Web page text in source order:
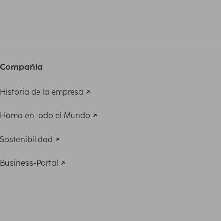
Compañía
Historia de la empresa
Hama en todo el Mundo
Sostenibilidad
Business-Portal